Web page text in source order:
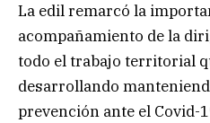
La edil remarcó la
acompañamiento de la
todo el trabajo territorial
desarrollando
prevención ante el Covid-